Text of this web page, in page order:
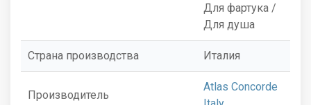
Для фартука /
Для душа
Страна производства Италия
Производитель
Atlas Concorde